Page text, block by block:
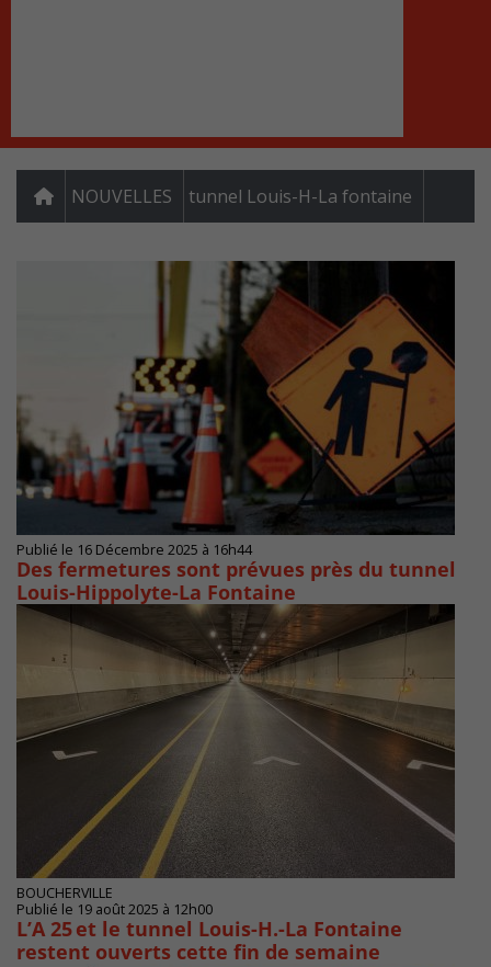
NOUVELLES tunnel Louis-H-La fontaine
Publié le 16 Décembre 2025 à 16h44
Des fermetures sont prévues près du tunnel
Louis-Hippolyte-La Fontaine
BOUCHERVILLE
Publié le 19 août 2025 à 12h00
L’A 25 et le tunnel Louis-H.-La Fontaine
restent ouverts cette fin de semaine